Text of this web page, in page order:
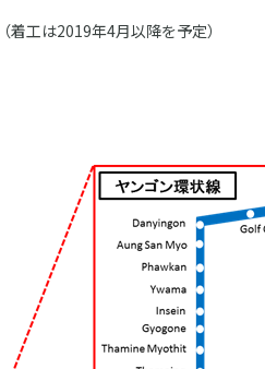
着工は2019年4月以降を予定）